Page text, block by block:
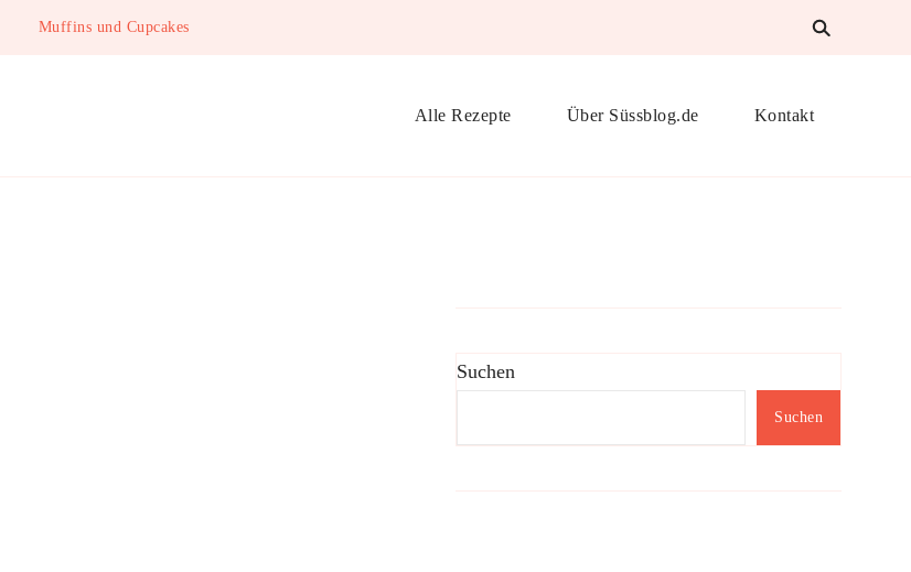
Muffins und Cupcakes
Alle Rezepte Über Süssblog.de Kontakt
Suchen
Suchen